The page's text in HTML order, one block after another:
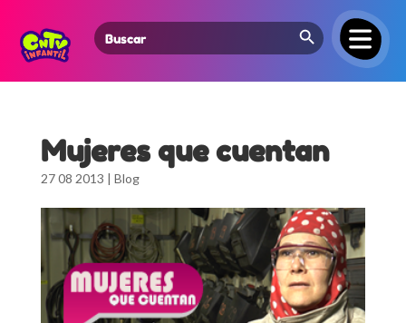
Search
for:
Search Button
Mujeres que cuentan
27 08 2013 | Blog